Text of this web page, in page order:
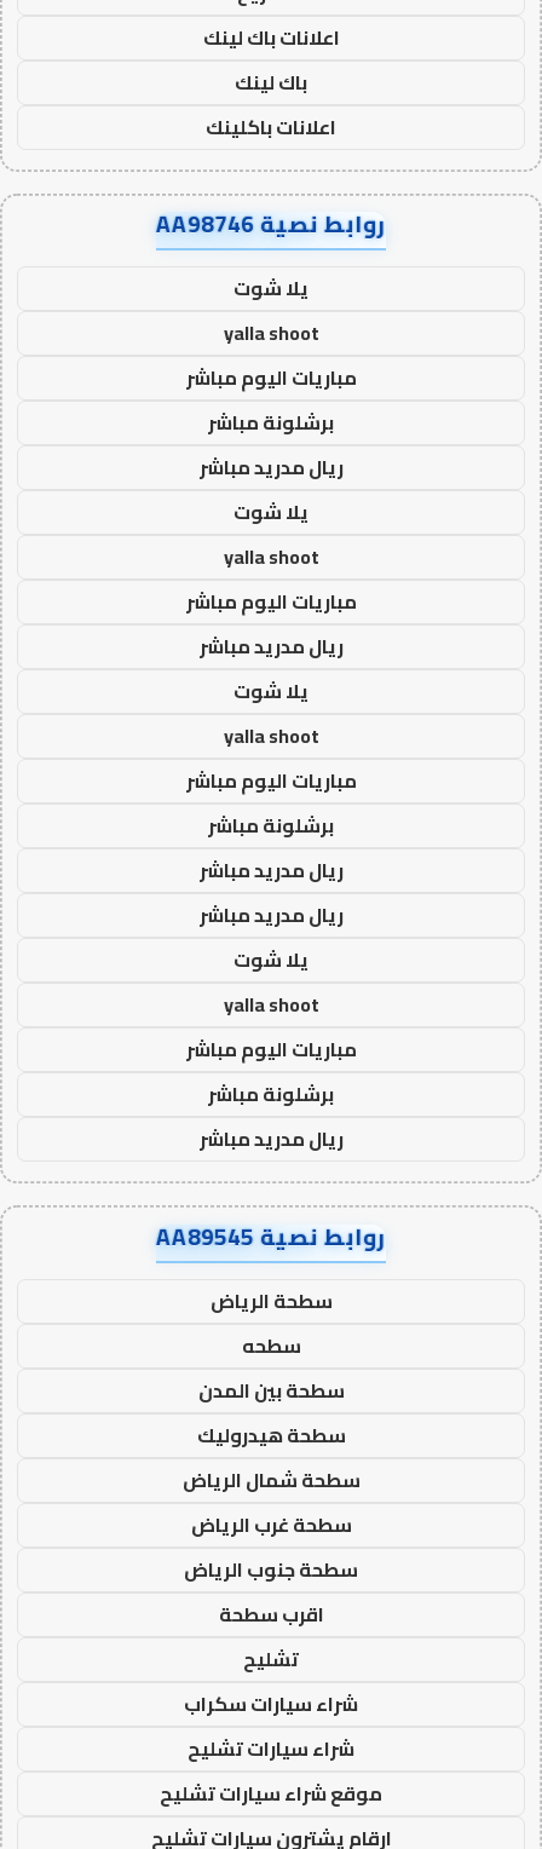
اعلانات باك لينك
باك لينك
اعلانات باكلينك
روابط نصية AA98746
يلا شوت
yalla shoot
مباريات اليوم مباشر
برشلونة مباشر
ريال مدريد مباشر
يلا شوت
yalla shoot
مباريات اليوم مباشر
ريال مدريد مباشر
يلا شوت
yalla shoot
مباريات اليوم مباشر
برشلونة مباشر
ريال مدريد مباشر
ريال مدريد مباشر
يلا شوت
yalla shoot
مباريات اليوم مباشر
برشلونة مباشر
ريال مدريد مباشر
روابط نصية AA89545
سطحة الرياض
سطحه
سطحة بين المدن
سطحة هيدروليك
سطحة شمال الرياض
سطحة غرب الرياض
سطحة جنوب الرياض
اقرب سطحة
تشليح
شراء سيارات سكراب
شراء سيارات تشليح
موقع شراء سيارات تشليح
ارقام يشترون سيارات تشليح